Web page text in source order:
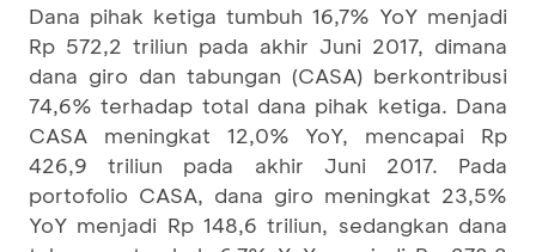
Dana pihak ketiga tumbuh 16,7% YoY menjadi
Rp 572,2 triliun pada akhir Juni 2017, dimana
dana giro dan tabungan (CASA) berkontribusi
74,6% terhadap total dana pihak ketiga. Dana
CASA meningkat 12,0% YoY, mencapai Rp
426,9 triliun pada akhir Juni 2017. Pada
portofolio CASA, dana giro meningkat 23,5%
YoY menjadi Rp 148,6 triliun, sedangkan dana